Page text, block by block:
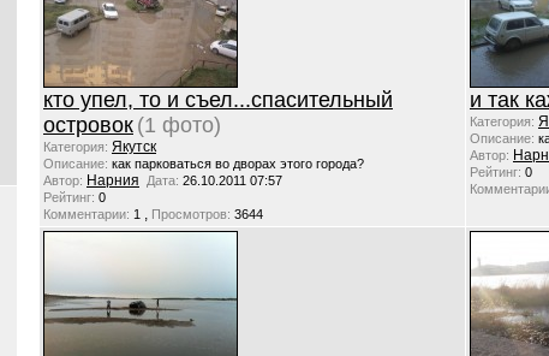
кто упел, то и съел...спасительный
островок (1 фото)
Категория: Якутск
Описание: как парковаться во дворах этого города?
Автор: Нарния Дата: 26.10.2011 07:57
Рейтинг: 0
Комментарии: 1 , Просмотров: 3644
и так
Категория:
Описание:
Автор:
Рейтинг: 0